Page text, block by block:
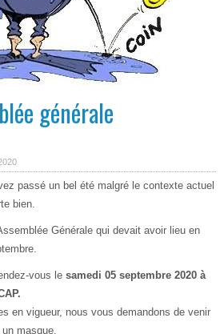
générale
passé un bel été malgré le contexte actuel
bien.
Générale qui devait avoir lieu en
vous le samedi 05 septembre 2020 à
en vigueur, nous vous demandons de venir
masque.